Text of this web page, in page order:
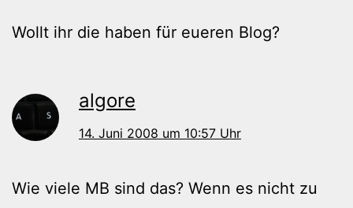
Wollt ihr die haben für eueren Blog?
algore
14. Juni 2008 um 10:57 Uhr
Wie viele MB sind das? Wenn es nicht zu